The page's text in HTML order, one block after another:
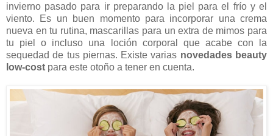
invierno pasado para ir preparando la piel para el frío y el
viento. Es un buen momento para incorporar una crema
nueva en tu rutina, mascarillas para un extra de mimos para
tu piel o incluso una loción corporal que acabe con la
sequedad de tus piernas. Existe varias novedades beauty
low-cost para este otoño a tener en cuenta.